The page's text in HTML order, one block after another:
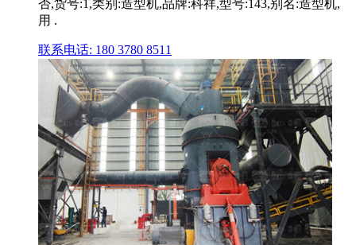
否,货号:1,类别:造型机,品牌:科祥,型号:143,别名:造型机,
用 .
联系电话: 180 3780 8511